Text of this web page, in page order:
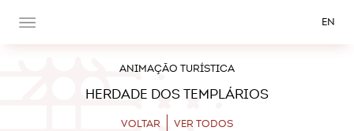
EN
ANIMAÇÃO TURÍSTICA
HERDADE DOS TEMPLÁRIOS
VOLTAR VER TODOS